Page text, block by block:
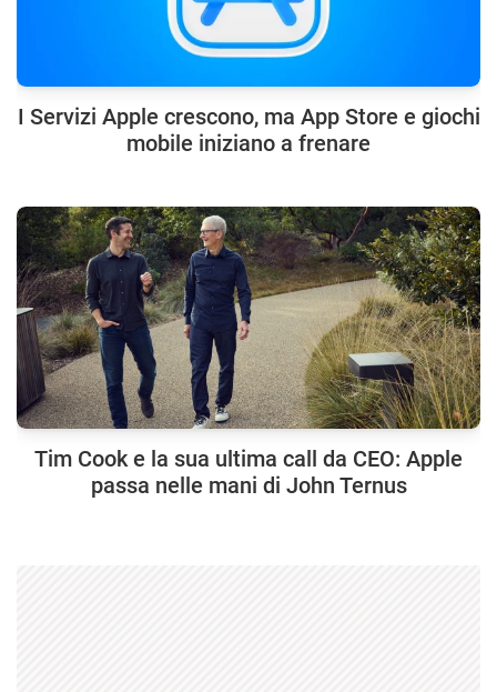
I Servizi Apple crescono, ma App Store e giochi
mobile iniziano a frenare
Tim Cook e la sua ultima call da CEO: Apple
passa nelle mani di John Ternus